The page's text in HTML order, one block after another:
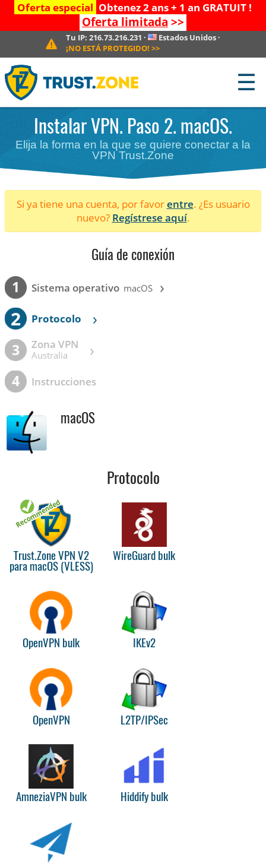
Oferta especial Obtenez 2 ans + 1 an GRATUIT !
Oferta limitada >>
Tu IP: 216.73.216.231 · Estados Unidos ·
¡NO ESTÁ PROTEGIDO! >>
☰
Instalar VPN. Paso 2. macOS.
Elija la forma en la que se quiere conectar a la
VPN Trust.Zone
Si ya tiene una cuenta, por favorentre. ¿Es usuario
nuevo? Regístrese aquí.
Guía de conexión
1 Sistema operativo macOS ›
2 Protocolo ›
3 Zona VPN
Australia ›
4 Instrucciones
macOS
Protocolo
Trust.Zone VPN V2
para macOS (VLESS)
WireGuard bulk
OpenVPN bulk IKEv2
OpenVPN L2TP/IPSec
AmneziaVPN bulk Hiddify bulk